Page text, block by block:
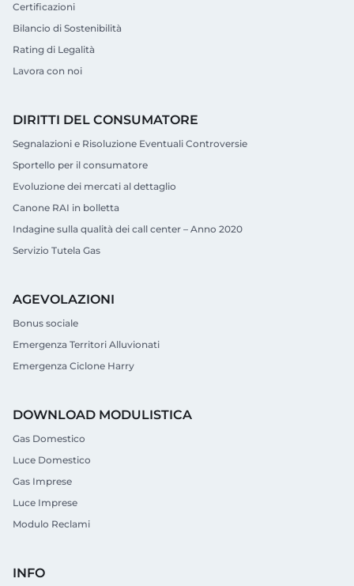
Certificazioni
Bilancio di Sostenibilità
Rating di Legalità
Lavora con noi
DIRITTI DEL CONSUMATORE
Segnalazioni e Risoluzione Eventuali Controversie
Sportello per il consumatore
Evoluzione dei mercati al dettaglio
Canone RAI in bolletta
Indagine sulla qualità dei call center – Anno 2020
Servizio Tutela Gas
AGEVOLAZIONI
Bonus sociale
Emergenza Territori Alluvionati
Emergenza Ciclone Harry
DOWNLOAD MODULISTICA
Gas Domestico
Luce Domestico
Gas Imprese
Luce Imprese
Modulo Reclami
INFO